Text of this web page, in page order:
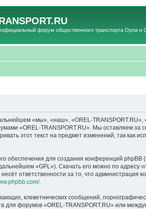
форум общественного транспорта Орла и
«мы», «наш», «OREL-
«OREL-TRANSPORT.RU». Мы оставляем
этот текст на предмет изменений, так как
для создания конференций
«GPL»). Скачать его можно по адресу
ответственности за то, что
.
клеветнических сообщений,
для форумов «OREL-TRANSPORT.RU» или